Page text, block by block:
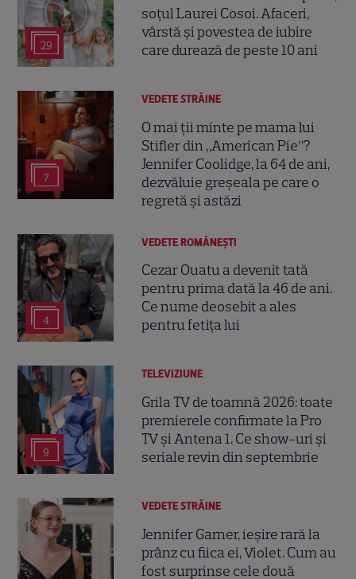
29
soțul Laurei Cosoi. Afaceri,
vârstă și povestea de iubire
care durează de peste 10 ani
7
VEDETE STRĂINE
O mai ții minte pe mama lui
Stifler din „American Pie”?
Jennifer Coolidge, la 64 de ani,
dezvăluie greșeala pe care o
regretă și astăzi
4
VEDETE ROMÂNEŞTI
Cezar Ouatu a devenit tată
pentru prima dată la 46 de ani.
Ce nume deosebit a ales
pentru fetița lui
9
TELEVIZIUNE
Grila TV de toamnă 2026: toate
premierele confirmate la Pro
TV și Antena 1. Ce show-uri și
seriale revin din septembrie
VEDETE STRĂINE
Jennifer Garner, ieșire rară la
prânz cu fiica ei, Violet. Cum au
fost surprinse cele două